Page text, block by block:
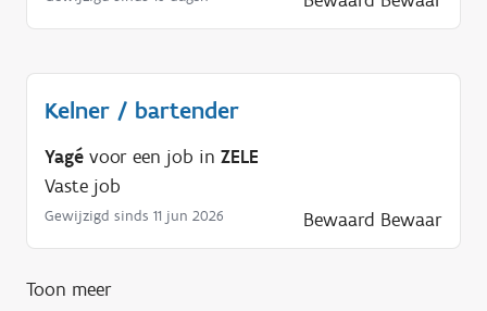
Kelner / bartender
Yagé voor een job in ZELE
Vaste job
Gewijzigd sinds 11 jun 2026 Bewaard Bewaar
Toon meer